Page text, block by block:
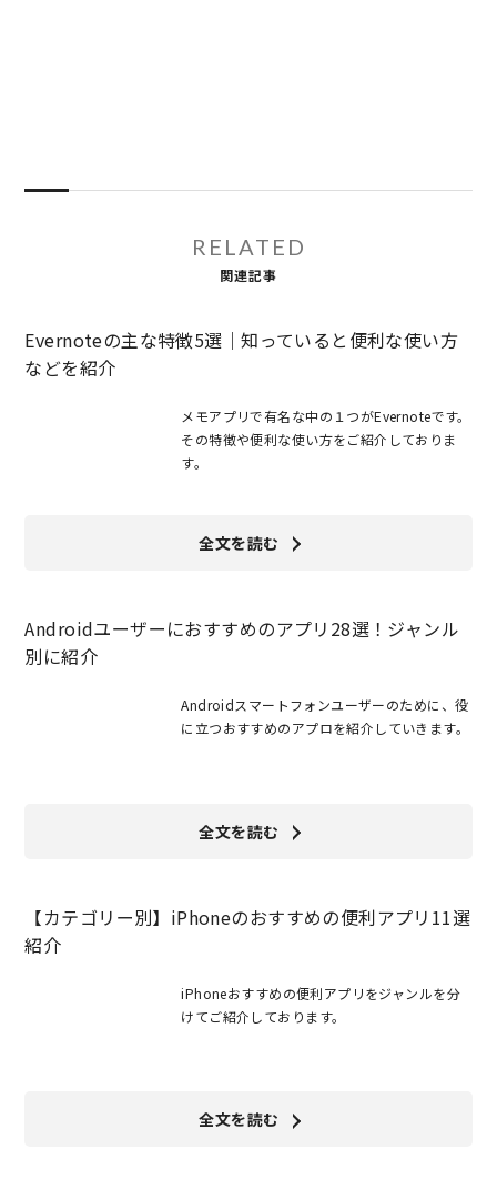
RELATED
関連記事
Evernoteの主な特徴5選｜知っていると便利な使い方
などを紹介
メモアプリで有名な中の１つがEvernoteです。
その特徴や便利な使い方をご紹介しておりま
す。
全文を読む
Androidユーザーにおすすめのアプリ28選！ジャンル
別に紹介
Androidスマートフォンユーザーのために、役
に立つおすすめのアプロを紹介していきます。
全文を読む
【カテゴリー別】iPhoneのおすすめの便利アプリ11選
紹介
iPhoneおすすめの便利アプリをジャンルを分
けてご紹介しております。
全文を読む